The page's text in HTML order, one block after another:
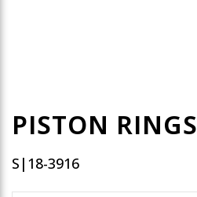
PISTON RINGS
S|18-3916